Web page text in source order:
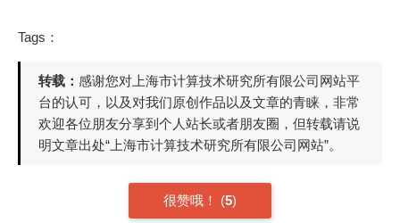
Tags：
转载： 感谢您对上海市计算技术研究所有限公司网站平
台的认可，以及对我们原创作品以及文章的青睐，非常
欢迎各位朋友分享到个人站长或者朋友圈，但转载请说
明文章出处“上海市计算技术研究所有限公司网站”。
很赞哦！ (5)